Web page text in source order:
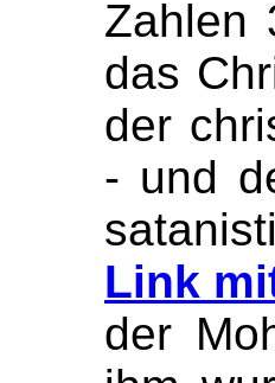
Zahlen
das
der
- und
Link
der